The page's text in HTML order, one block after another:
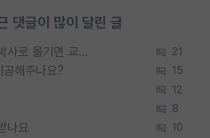
댓글이 많이 달린 글
SSH 박사과정을 그만두고 지방대 박사로 옮기면 교수의 꿈은 끝일까요? 21
해주나요? 15
12
8
나요 10